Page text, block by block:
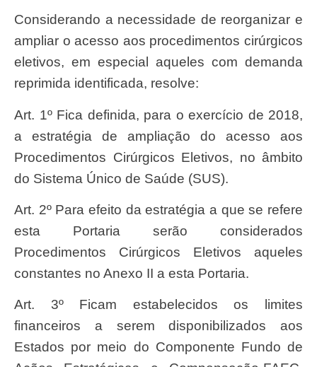
Considerando a necessidade de reorganizar e
ampliar o acesso aos procedimentos cirúrgicos
eletivos, em especial aqueles com demanda
reprimida identificada, resolve:
Art. 1º Fica definida, para o exercício de 2018,
a estratégia de ampliação do acesso aos
Procedimentos Cirúrgicos Eletivos, no âmbito
do Sistema Único de Saúde (SUS).
Art. 2º Para efeito da estratégia a que se refere
esta Portaria serão considerados
Procedimentos Cirúrgicos Eletivos aqueles
constantes no Anexo II a esta Portaria.
Art. 3º Ficam estabelecidos os limites
financeiros a serem disponibilizados aos
Estados por meio do Componente Fundo de